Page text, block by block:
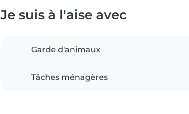
Je suis à l'aise avec
Garde d'animaux
Tâches ménagères